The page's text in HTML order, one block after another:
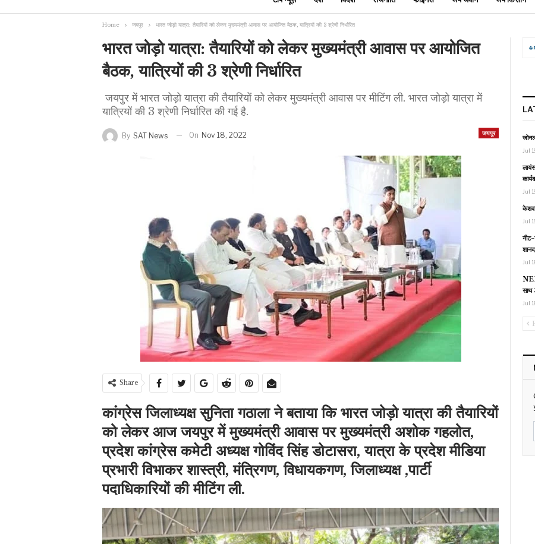
Home जयपुर भारत जोड़ो यात्रा: तैयारियों को लेकर मुख्यमंत्री आवास पर आयोजित बैठक, यात्रियों की 3 श्रेणी निर्धारित
भारत जोड़ो यात्रा: तैयारियों को लेकर मुख्यमंत्री आवास पर आयोजित
बैठक, यात्रियों की 3 श्रेणी निर्धारित
जयपुर में भारत जोड़ो यात्रा की तैयारियों को लेकर मुख्यमंत्री आवास पर मीटिंग ली. भारत जोड़ो यात्रा में
यात्रियों की 3 श्रेणी निर्धारित की गई है.
जयपुर
By SAT News On Nov 18, 2022
Share
कांग्रेस जिलाध्यक्ष सुनिता गठाला ने बताया कि भारत जोड़ो यात्रा की तैयारियों
को लेकर आज जयपुर में मुख्यमंत्री आवास पर मुख्यमंत्री अशोक गहलोत,
प्रदेश कांग्रेस कमेटी अध्यक्ष गोविंद सिंह डोटासरा, यात्रा के प्रदेश मीडिया
प्रभारी विभाकर शास्त्री, मंत्रिगण, विधायकगण, जिलाध्यक्ष ,पार्टी
पदाधिकारियों की मीटिंग ली.
Jul
Jul
Jul
Jul
साथ
Jul